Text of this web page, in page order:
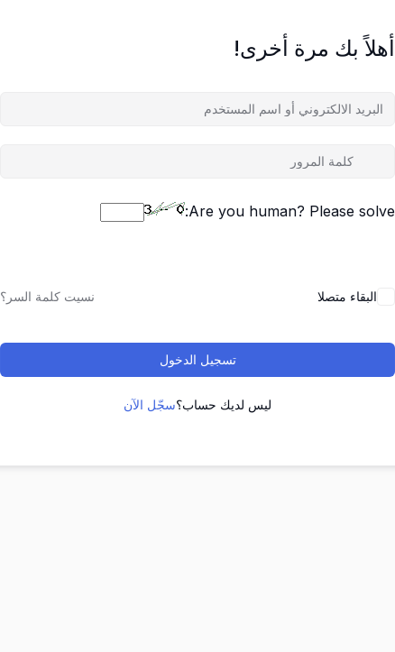
أهلاً بك مرة أخرى!
Are you human? Please solve:
البقاء متصلا نسيت كلمة السر؟
تسجيل الدخول
ليس لديك حساب؟سجّل الآن